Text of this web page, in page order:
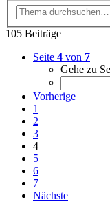
105 Beiträge
Seite 4 von 7
Gehe zu
Vorherige
1
2
3
4
5
6
7
Nächste